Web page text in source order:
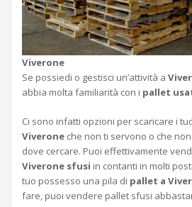
Viverone
Se possiedi o gestisci un’attività a
abbia molta familiarità con i pallet
Ci sono infatti opzioni per scaricare i
Viverone che non ti servono o che
dove cercare. Puoi effettivamente
Viverone sfusi in contanti in molti
tuo possesso una pila di pallet a
fare, puoi vendere pallet sfusi